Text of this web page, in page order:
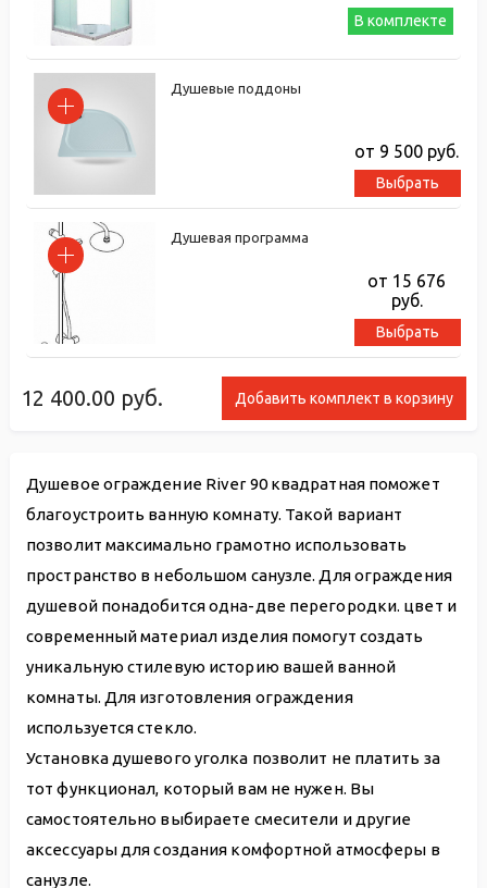
12 400.00 руб. Добавить комплект в корзину
В комплекте
Душевые поддоны
от 9 500 руб.
Выбрать
Душевая программа
от 15 676
руб.
Выбрать
Душевое ограждение River 90 квадратная поможет
благоустроить ванную комнату. Такой вариант
позволит максимально грамотно использовать
пространство в небольшом санузле. Для ограждения
душевой понадобится одна-две перегородки. цвет и
современный материал изделия помогут создать
уникальную стилевую историю вашей ванной
комнаты. Для изготовления ограждения
используется стекло.
Установка душевого уголка позволит не платить за
тот функционал, который вам не нужен. Вы
самостоятельно выбираете смесители и другие
аксессуары для создания комфортной атмосферы в
санузле.